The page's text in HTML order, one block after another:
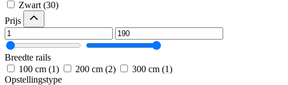
Zwart (30)
Prijs
Breedte rails
100 cm (1) 200 cm (2) 300 cm (1)
Opstellingstype